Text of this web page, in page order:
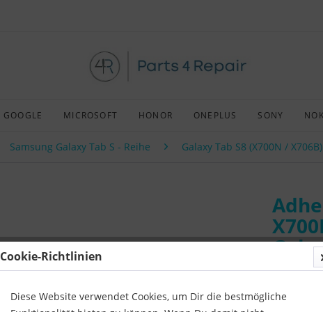
GOOGLE MICROSOFT HONOR ONEPLUS SONY
Samsung Galaxy Tab S - Reihe Galaxy Tab S8 (X700N / X706B)
Cookie-Richtlinien
Diese Website verwendet Cookies, um Dir die bestmögliche